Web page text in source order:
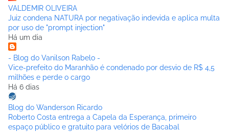
VALDEMIR OLIVEIRA
Juiz condena NATURA por negativação indevida e aplica multa
por uso de "prompt injection"
Há um dia
- Blog do Vanilson Rabelo -
Vice-prefeito do Maranhão é condenado por desvio de R$ 4,5
milhões e perde o cargo
Há 6 dias
Blog do Wanderson Ricardo
Roberto Costa entrega a Capela da Esperança, primeiro
espaço público e gratuito para velórios de Bacabal